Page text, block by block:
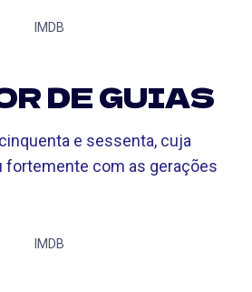
IMDB
DE GUIAS
e sessenta, cuja
fortemente com as gerações
IMDB